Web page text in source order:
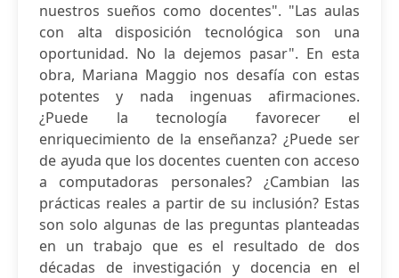
nuestros sueños como docentes". "Las aulas
con alta disposición tecnológica son una
oportunidad. No la dejemos pasar". En esta
obra, Mariana Maggio nos desafía con estas
potentes y nada ingenuas afirmaciones.
¿Puede la tecnología favorecer el
enriquecimiento de la enseñanza? ¿Puede ser
de ayuda que los docentes cuenten con acceso
a computadoras personales? ¿Cambian las
prácticas reales a partir de su inclusión? Estas
son solo algunas de las preguntas planteadas
en un trabajo que es el resultado de dos
décadas de investigación y docencia en el